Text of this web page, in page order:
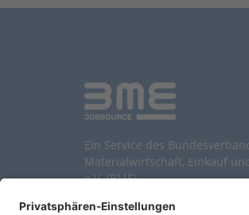
Ein Service des
Materialwirtschaft, Einkauf
e.V. (BME)